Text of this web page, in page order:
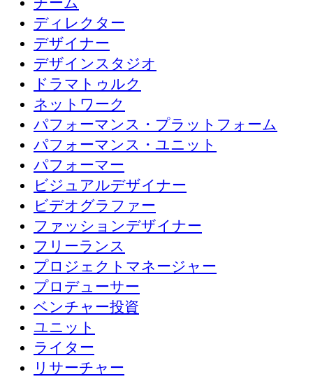
ディレクター
デザイナー
デザインスタジオ
ドラマトゥルク
ネットワーク
パフォーマンス・プラットフォーム
パフォーマンス・ユニット
パフォーマー
ビジュアルデザイナー
ビデオグラファー
ファッションデザイナー
フリーランス
プロジェクトマネージャー
プロデューサー
ベンチャー投資
ユニット
ライター
リサーチャー